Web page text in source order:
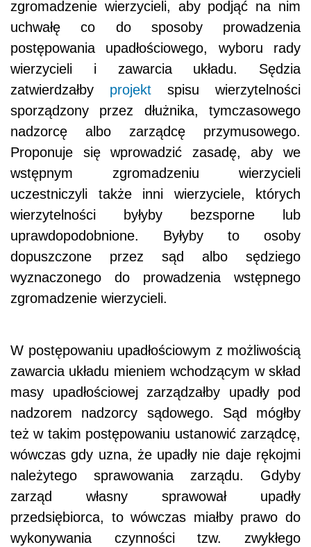
zgromadzenie wierzycieli, aby podjąć na nim
uchwałę co do sposoby prowadzenia
postępowania upadłościowego, wyboru rady
wierzycieli i zawarcia układu. Sędzia
zatwierdzałby projekt spisu wierzytelności
sporządzony przez dłużnika, tymczasowego
nadzorcę albo zarządcę przymusowego.
Proponuje się wprowadzić zasadę, aby we
wstępnym zgromadzeniu wierzycieli
uczestniczyli także inni wierzyciele, których
wierzytelności byłyby bezsporne lub
uprawdopodobnione. Byłyby to osoby
dopuszczone przez sąd albo sędziego
wyznaczonego do prowadzenia wstępnego
zgromadzenie wierzycieli.
W postępowaniu upadłościowym z możliwością
zawarcia układu mieniem wchodzącym w skład
masy upadłościowej zarządzałby upadły pod
nadzorem nadzorcy sądowego. Sąd mógłby
też w takim postępowaniu ustanowić zarządcę,
wówczas gdy uzna, że upadły nie daje rękojmi
należytego sprawowania zarządu. Gdyby
zarząd własny sprawował upadły
przedsiębiorca, to wówczas miałby prawo do
wykonywania czynności tzw. zwykłego